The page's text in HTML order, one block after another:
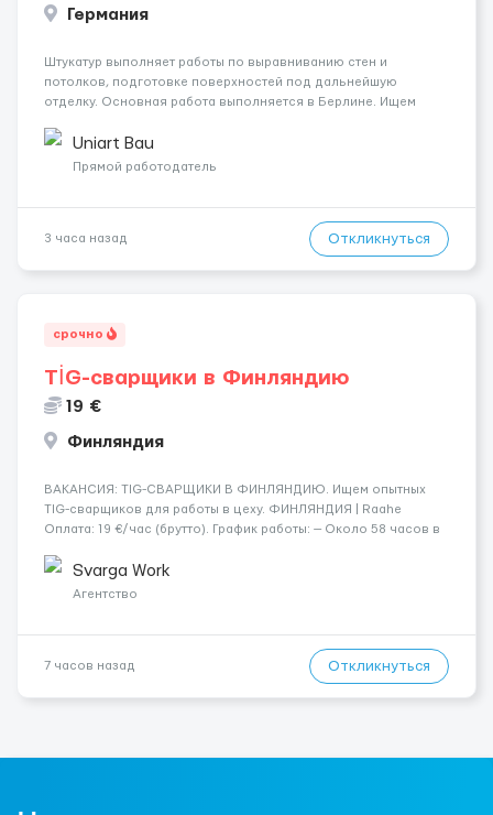
Германия
Штукатур выполняет работы по выравниванию стен и
потолков, подготовке поверхностей под дальнейшую
отделку. Основная работа выполняется в Берлине. Ищем
специалистов с подтверждённым опытом и портфолио.
Обязанности Подготовка оснований ...
Uniart Bau
Прямой работодатель
3 часа назад Откликнуться
срочно
TİG-сварщики в Финляндию
19 €
Финляндия
​​ВАКАНСИЯ: TIG-СВАРЩИКИ В ФИНЛЯНДИЮ. Ищем опытных
TIG-сварщиков для работы в цеху. ФИНЛЯНДИЯ | Raahe
Оплата: 19 €/час (брутто). График работы: — Около 58 часов в
переработки. Дата начала: — Как можно скорее....
Svarga Work
Агентство
7 часов назад Откликнуться